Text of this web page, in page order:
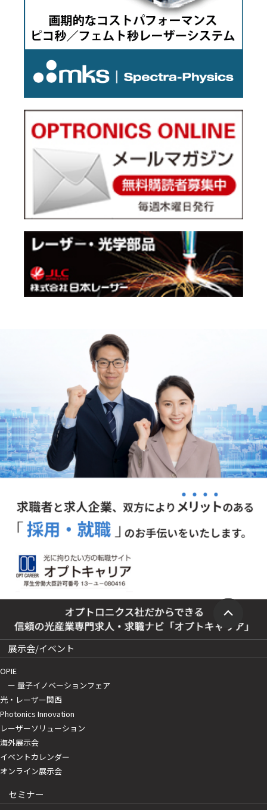
展示会/イベント
OPIE
ー 量子イノベーションフェア
光・レーザー関西
Photonics Innovation
レーザーソリューション
海外展示会
イベントカレンダー
オンライン展示会
セミナー